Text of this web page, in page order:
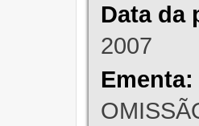
Data da
2007
Ementa: